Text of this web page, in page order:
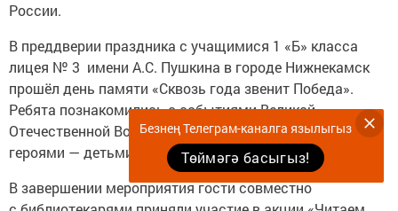
России.
В преддверии праздника с учащимися 1 «Б» класса
лицея № 3 имени А.С. Пушкина в городе Нижнекамск
прошёл день памяти «Сквозь года звенит Победа».
Ребята познакомились с событиями Великой
Отечественной Войны, с героями войны,а также
героями — детьми.
В завершении мероприятия гости совместно
Безнең Телеграм-каналга язылыгыз
Төймәгә басыгыз!